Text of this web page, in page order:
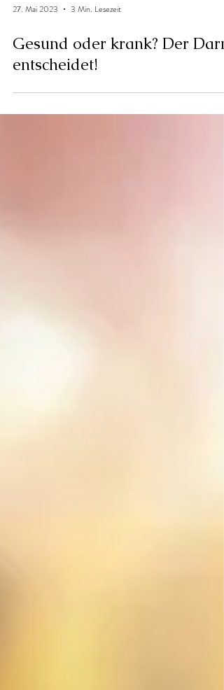
27. Mai 2023 3 Min. Lesezeit
Gesund oder krank? Der Darm
entscheidet!